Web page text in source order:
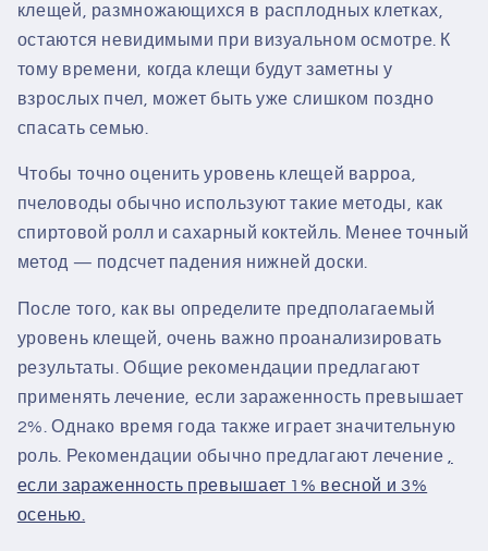
клещей, размножающихся в расплодных клетках,
остаются невидимыми при визуальном осмотре. К
тому времени, когда клещи будут заметны у
взрослых пчел, может быть уже слишком поздно
спасать семью.
Чтобы точно оценить уровень клещей варроа,
пчеловоды обычно используют такие методы, как
спиртовой ролл и сахарный коктейль. Менее точный
метод — подсчет падения нижней доски.
После того, как вы определите предполагаемый
уровень клещей, очень важно проанализировать
результаты. Общие рекомендации предлагают
применять лечение, если зараженность превышает
2%. Однако время года также играет значительную
роль.
Рекомендации обычно предлагают лечение
если зараженность превышает 1% весной и 3%
осенью.